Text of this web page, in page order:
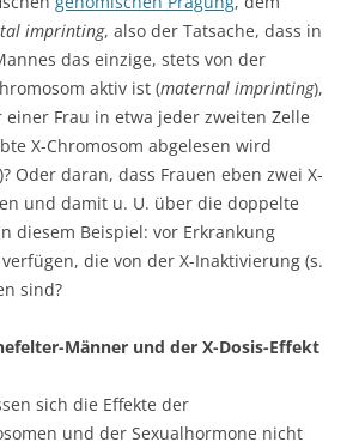
imprinting, also der Tatsache, dass in
das einzige, stets von der
aktiv ist (maternal imprinting),
Frau in etwa jeder zweiten Zelle
X-Chromosom abgelesen wird
)? Oder daran, dass Frauen eben zwei X-
und damit u. U. über die doppelte
diesem Beispiel: vor Erkrankung
die von der X-Inaktivierung (s.
sind?
Männer und der X-Dosis-Effekt
sich die Effekte der
und der Sexualhormone nicht